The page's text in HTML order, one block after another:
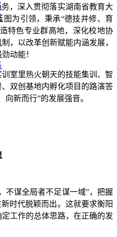
，深入贯彻落实湖南省教育大
图为引领，秉承“德技并修、育
特色专业群高地，深化校地协
，以改革创新赋能内涵发展，
动能！
里热火朝天的技能集训、智
双创基地内孵化项目的路演答
新而行”的发展强音。‌
谋全局者不足谋一域”，把握
时代脱颖而出。这就要求衡阳
工作的总体思路，在正确的发